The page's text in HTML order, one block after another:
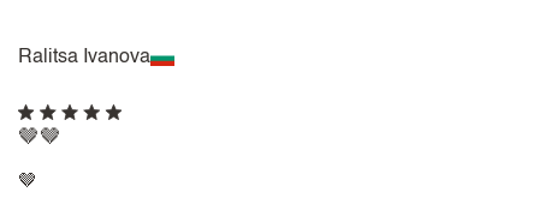
Ralitsa Ivanova
🤎🤎
🤎